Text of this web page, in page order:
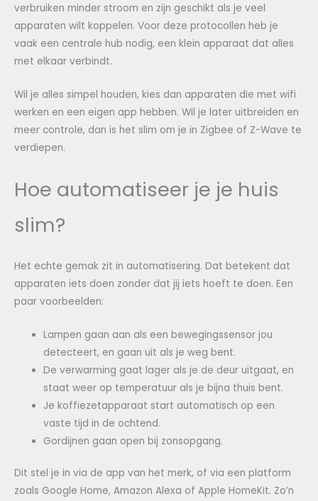
verbruiken minder stroom en zijn geschikt als je veel
apparaten wilt koppelen. Voor deze protocollen heb je
vaak een centrale hub nodig, een klein apparaat dat alles
met elkaar verbindt.
Wil je alles simpel houden, kies dan apparaten die met wifi
werken en een eigen app hebben. Wil je later uitbreiden en
meer controle, dan is het slim om je in Zigbee of Z-Wave te
verdiepen.
Hoe automatiseer je je huis
slim?
Het echte gemak zit in automatisering. Dat betekent dat
apparaten iets doen zonder dat jij iets hoeft te doen. Een
paar voorbeelden:
Lampen gaan aan als een bewegingssensor jou
detecteert, en gaan uit als je weg bent.
De verwarming gaat lager als je de deur uitgaat, en
staat weer op temperatuur als je bijna thuis bent.
Je koffiezetapparaat start automatisch op een
vaste tijd in de ochtend.
Gordijnen gaan open bij zonsopgang.
Dit stel je in via de app van het merk, of via een platform
zoals Google Home, Amazon Alexa of Apple HomeKit. Zo’n